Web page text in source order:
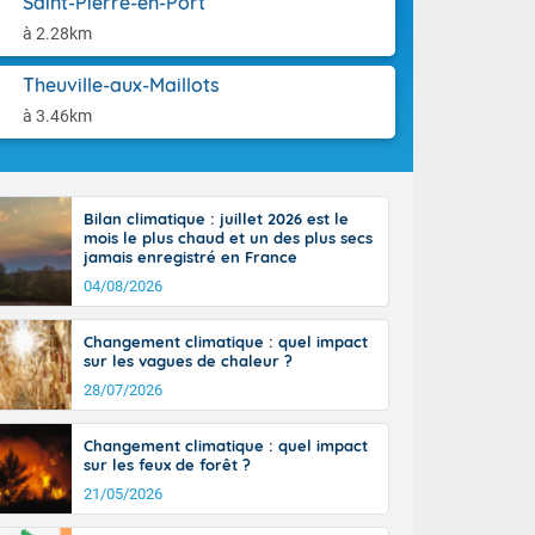
à 2.28km
Theuville-aux-Maillots
à 3.46km
le Poitou-
8 à 13
26 sur le
le sud-
Bilan climatique : juillet 2026 est le
mois le plus chaud et un des plus secs
jamais enregistré en France
04/08/2026
Changement climatique : quel impact
sur les vagues de chaleur ?
28/07/2026
Changement climatique : quel impact
sur les feux de forêt ?
21/05/2026